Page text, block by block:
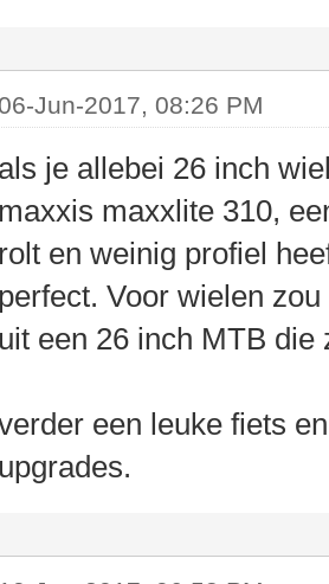
06-Jun-2017, 08:26 PM
als je allebei 26 inch
maxxis maxxlite 310,
rolt en weinig profiel
perfect. Voor wielen
uit een 26 inch MTB die
een leuke fiets
upgrades.